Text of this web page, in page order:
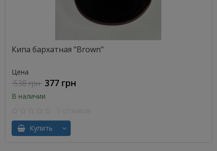
Кипа бархатная "Brown"
Цена
538 грн 377 грн
В наличии
Купить